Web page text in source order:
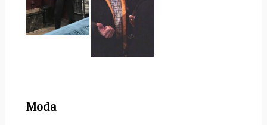
Moda